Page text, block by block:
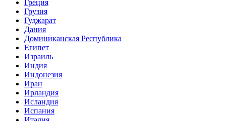
Греция
Грузия
Гуджарат
Дания
Доминиканская Республика
Египет
Израиль
Индия
Индонезия
Иран
Ирландия
Исландия
Испания